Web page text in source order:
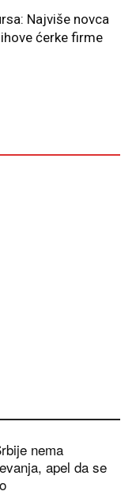
Najviše novca
ćerke firme
nema
apel da se